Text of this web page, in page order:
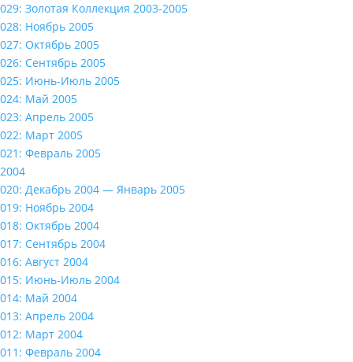
029: Золотая Коллекция 2003-2005
028: Ноябрь 2005
027: Октябрь 2005
026: Сентябрь 2005
025: Июнь-Июль 2005
024: Май 2005
023: Апрель 2005
022: Март 2005
021: Февраль 2005
2004
020: Декабрь 2004 — Январь 2005
019: Ноябрь 2004
018: Октябрь 2004
017: Сентябрь 2004
016: Август 2004
015: Июнь-Июль 2004
014: Май 2004
013: Апрель 2004
012: Март 2004
011: Февраль 2004